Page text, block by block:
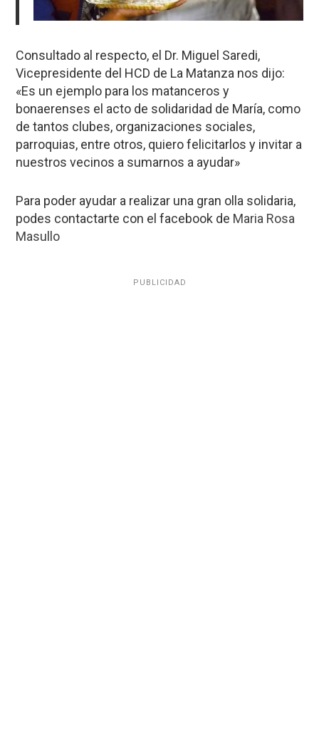
Consultado al respecto, el Dr. Miguel Saredi,
Vicepresidente del HCD de La Matanza nos dijo:
«Es un ejemplo para los matanceros y
bonaerenses el acto de solidaridad de María, como
de tantos clubes, organizaciones sociales,
parroquias, entre otros, quiero felicitarlos y invitar a
nuestros vecinos a sumarnos a ayudar»
Para poder ayudar a realizar una gran olla solidaria,
podes contactarte con el facebook de Maria Rosa
Masullo
PUBLICIDAD